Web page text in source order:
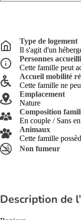
Type de logement
Il s'agit d'un
Personnes
Cette famille peut
Accueil mobilité
Cette famille ne
Emplacement
Nature
Composition
En couple / Sans
Animaux
Cette famille
Non fumeur
Description de